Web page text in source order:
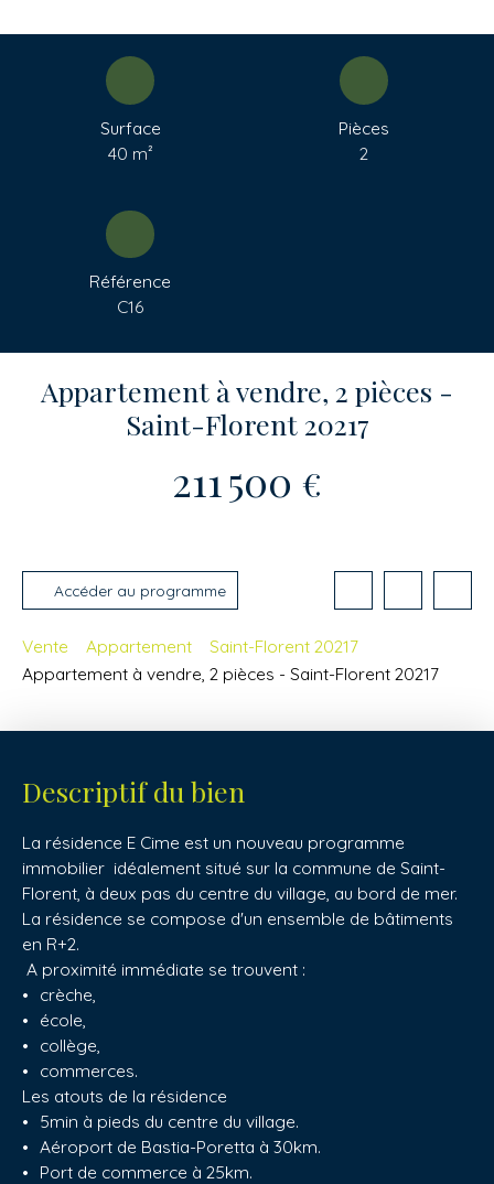
Surface
40 m²
Pièces
2
Référence
C16
Appartement à vendre, 2 pièces -
Saint-Florent 20217
211 500 €
Accéder au programme
Vente Appartement
Saint-Florent 20217
Appartement à vendre, 2 pièces - Saint-Florent 20217
Descriptif du bien
La résidence E Cime est un nouveau programme
immobilier idéalement situé sur la commune de Saint-
Florent, à deux pas du centre du village, au bord de mer.
La résidence se compose d'un ensemble de bâtiments
en R+2.
A proximité immédiate se trouvent :
crèche,
école,
collège,
commerces.
Les atouts de la résidence
5min à pieds du centre du village.
Aéroport de Bastia-Poretta à 30km.
Port de commerce à 25km.